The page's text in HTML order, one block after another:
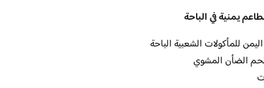
يمنية في الباحة
للمأكولات الشعبية الباحة
الضأن المشوي